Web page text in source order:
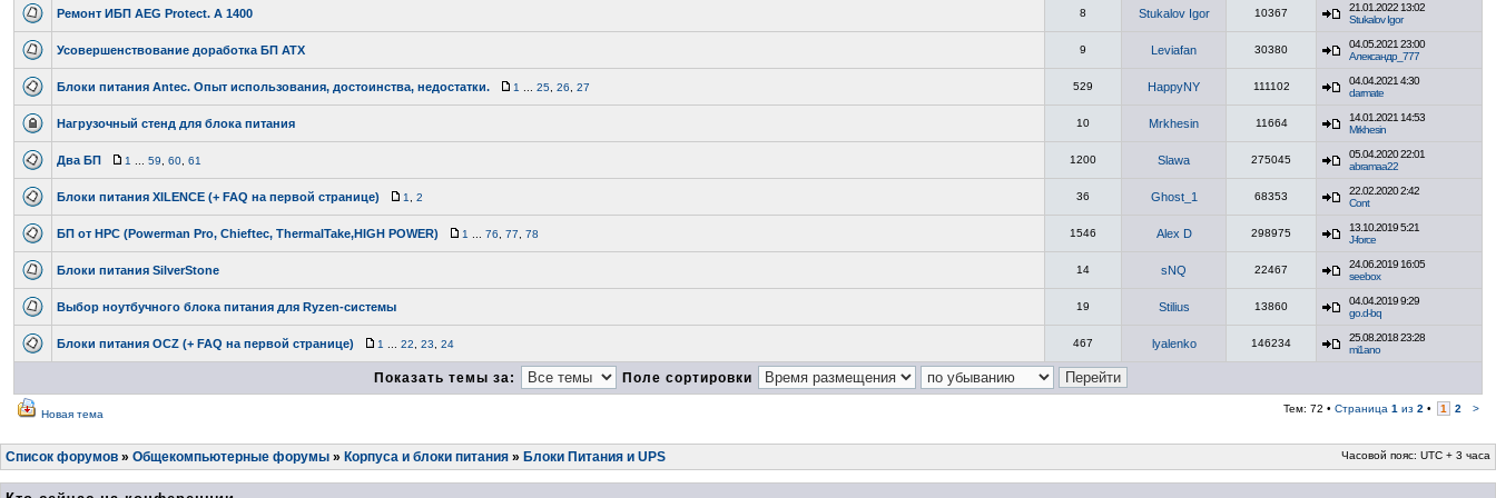
Ремонт ИБП AEG Protect. A 1400 8 Stukalov Igor 10367
21.01.2022 13:02
Stukalov Igor
Усовершенствование доработка БП АТХ 9 Leviafan 30380
04.05.2021 23:00
Александр_777
Блоки питания Antec. Опыт использования, достоинства, недостатки. 1 25 26 27 529 HappyNY 111102
04.04.2021 4:30
darmate
Нагрузочный стенд для блока питания 10 Mrkhesin 11664
14.01.2021 14:53
Mrkhesin
Два БП 1 59 60 61 1200 Slawa 275045
05.04.2020 22:01
abramaa22
Блоки питания XILENCE (+ FAQ на первой странице) 1 2 36 Ghost_1 68353
22.02.2020 2:42
Cont
БП от HPC (Powerman Pro, Chieftec, ThermalTake,HIGH POWER) 1 76 77 78 1546 Alex D 298975
13.10.2019 5:21
J-force
Блоки питания SilverStone 14 sNQ 22467
24.06.2019 16:05
seebox
Выбор ноутбучного блока питания для Ryzen-системы 19 Stilius 13860
04.04.2019 9:29
go.d-bq
Блоки питания OCZ (+ FAQ на первой странице) 1 22 23 24 467 lyalenko 146234
25.08.2018 23:28
mi1ano
Показать темы за: Поле сортировки
Новая тема Тем: 72 • Страница 1 из 2 • 1 2 >
Список форумов » Общекомпьютерные форумы » Корпуса и блоки питания » Блоки Питания и UPS Часовой пояс: UTC + 3 часа